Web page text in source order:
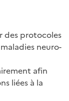
des protocoles
neuro-
afin
liées à la